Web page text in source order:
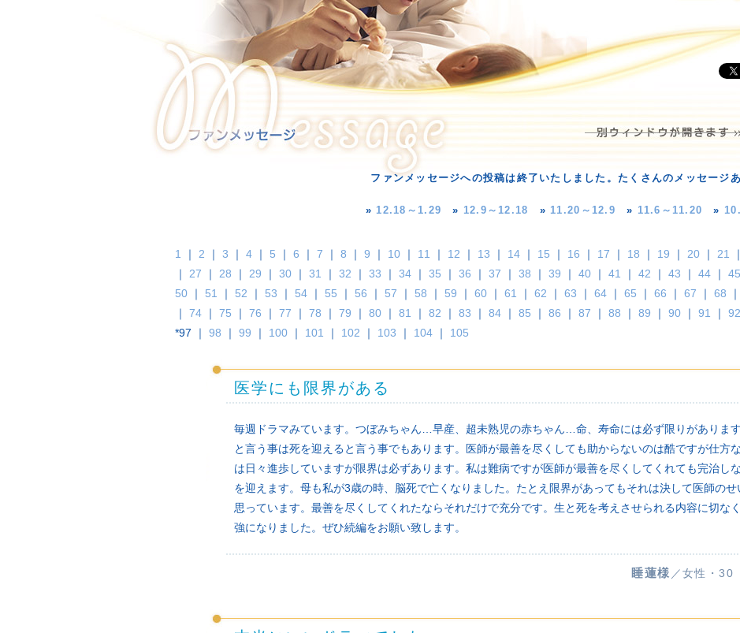
ファンメッセージへの投稿は終了いたしました。たくさんのメッセージ
»12.18～1.29 » 12.9～12.18 »11.20～12.9 » 11.6～11.20 »
1 ｜ 2 ｜ 3 ｜ 4 ｜ 5 ｜ 6 ｜ 7 ｜ 8 ｜ 9 ｜ 10 ｜ 11 ｜ 12 ｜ 13 ｜ 14 ｜ 15 ｜ 16 ｜ 17 ｜ 18 ｜ 19 ｜ 20 ｜ 21 ｜
｜ 27 ｜ 28 ｜ 29 ｜ 30 ｜ 31 ｜ 32 ｜ 33 ｜ 34 ｜ 35 ｜ 36 ｜ 37 ｜ 38 ｜ 39 ｜ 40 ｜ 41 ｜ 42 ｜ 43 ｜ 44 ｜ 45
50 ｜ 51 ｜ 52 ｜ 53 ｜ 54 ｜ 55 ｜ 56 ｜ 57 ｜ 58 ｜ 59 ｜ 60 ｜ 61 ｜ 62 ｜ 63 ｜ 64 ｜ 65 ｜ 66 ｜ 67 ｜ 68 ｜
｜ 74 ｜ 75 ｜ 76 ｜ 77 ｜ 78 ｜ 79 ｜ 80 ｜ 81 ｜ 82 ｜ 83 ｜ 84 ｜ 85 ｜ 86 ｜ 87 ｜ 88 ｜ 89 ｜ 90 ｜ 91 ｜ 92
*97 ｜ 98 ｜ 99 ｜ 100 ｜ 101 ｜ 102 ｜ 103 ｜ 104 ｜ 105
医学にも限界がある
毎週ドラマみています。つぼみちゃん…早産、超未熟児の赤ちゃん…命、寿命には必ず限りがありま
と言う事は死を迎えると言う事でもあります。医師が最善を尽くしても助からないのは酷ですが仕方
は日々進歩していますが限界は必ずあります。私は難病ですが医師が最善を尽くしてくれても完治し
を迎えます。母も私が3歳の時、脳死で亡くなりました。たとえ限界があってもそれは決して医師の
思っています。最善を尽くしてくれたならそれだけで充分です。生と死を考えさせられる内容に切な
強になりました。ぜひ続編をお願い致します。
睡蓮様 ／女性・30